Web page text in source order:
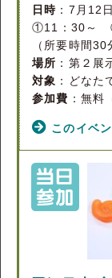
日時 ：7月12
①11：30～
（所要時間30
場所 ：第２展
対象 ：どなた
参加費 ：無料
このイベ